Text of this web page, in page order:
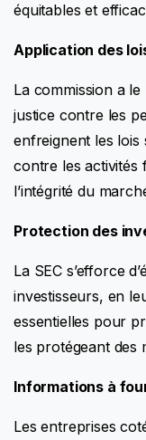
équitables et
Application des
La commission a
justice contre les
enfreignent les
contre les activités
l’intégrité du
Protection des
La SEC s’efforce
investisseurs, en
essentielles pour
les protégeant
Informations à
Les entreprises